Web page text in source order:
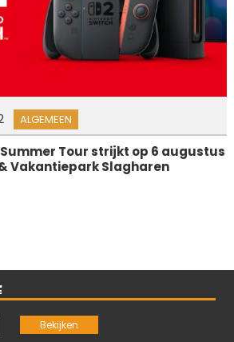
ALGEMEEN
Tour strijkt op 6 augustus
Vakantiepark Slagharen